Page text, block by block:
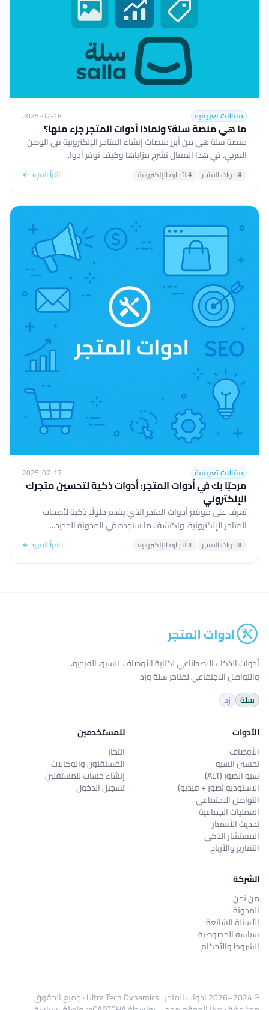
مقالات تعريفية 2025-07-18
ما هي منصة سلة؟ ولماذا أدوات المتجر جزء منها؟
منصة سلة هي من أبرز منصات إنشاء المتاجر الإلكترونية في الوطن
العربي. في هذا المقال نشرح مزاياها وكيف توفر أدوا...
#ادوات المتجر #التجارة الإلكترونية اقرأ المزيد ←
مقالات تعريفية 2025-07-17
مرحبًا بك في أدوات المتجر: أدوات ذكية لتحسين متجرك
الإلكتروني
تعرف على موقع أدوات المتجر الذي يقدم حلولًا ذكية لأصحاب
المتاجر الإلكترونية، واكتشف ما ستجده في المدونة الجديد...
#ادوات المتجر #التجارة الإلكترونية اقرأ المزيد ←
أدوات الذكاء الاصطناعي لكتابة الأوصاف، السيو، الفيديو،
والتواصل الاجتماعي لمتاجر سلة وزد.
سلة
زد
الأدوات
الأوصاف
تحسين السيو
سيو الصور (ALT)
الاستوديو (صور + فيديو)
التواصل الاجتماعي
العمليات الجماعية
تحديث الأسعار
المستشار الذكي
التقارير والأرباح
للمستخدمين
التجار
المستقلون والوكالات
إنشاء حساب للمستقلين
تسجيل الدخول
الشركة
من نحن
المدونة
الأسئلة الشائعة
سياسة الخصوصية
الشروط والأحكام
© 2024–2026 ادوات المتجر·
Ultra Tech Dynamics· جميع الحقوق